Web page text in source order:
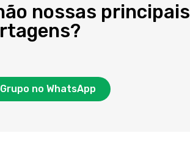
nossas principais
Grupo no WhatsApp